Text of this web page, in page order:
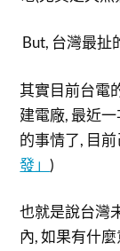
But, 台灣最扯
其實目前台電
建電廠, 最近
的事情了, 目
發」)
也就是說台灣
內, 如果有什